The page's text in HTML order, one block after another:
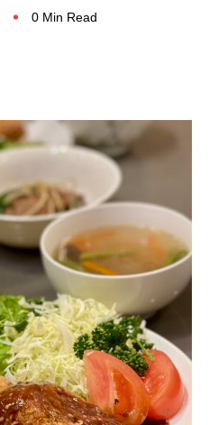
0 Min Read